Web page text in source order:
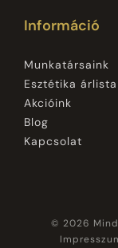
Információ
Munkatársaink
Esztétika árlista
Akcióink
Blog
Kapcsolat
© 2026